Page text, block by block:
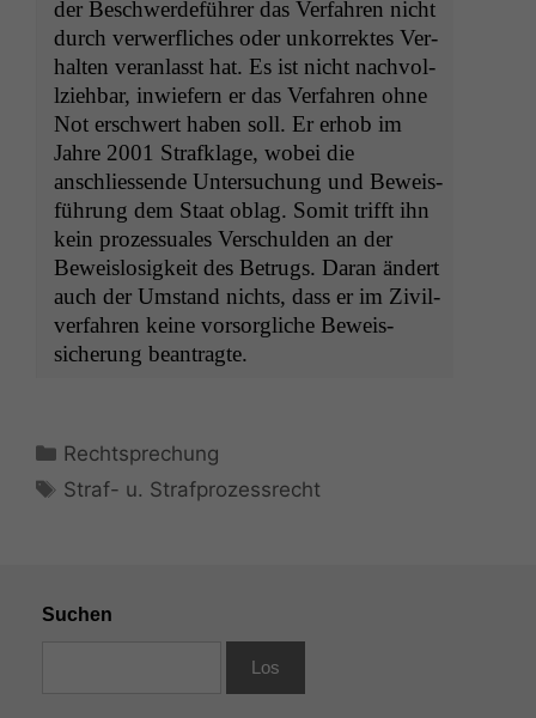
der Beschw­erde­führer das Ver­fahren nicht
durch ver­w­er­flich­es oder unko­r­rek­tes Ver­
hal­ten ver­an­lasst hat. Es ist nicht nachvol­
lziehbar, inwiefern er das Ver­fahren ohne
Not erschw­ert haben soll. Er erhob im
Jahre 2001 Strafk­lage, wobei die
anschliessende Unter­suchung und Bewe­is­
führung dem Staat oblag. Somit trifft ihn
kein prozes­suales Ver­schulden an der
Beweis­losigkeit des Betrugs. Daran ändert
auch der Umstand nichts, dass er im Zivil­
ver­fahren keine vor­sor­gliche Beweis­
sicherung beantragte.
Kategorien
Rechtsprechung
Schlagwörter
Straf- u. Strafprozessrecht
Suchen